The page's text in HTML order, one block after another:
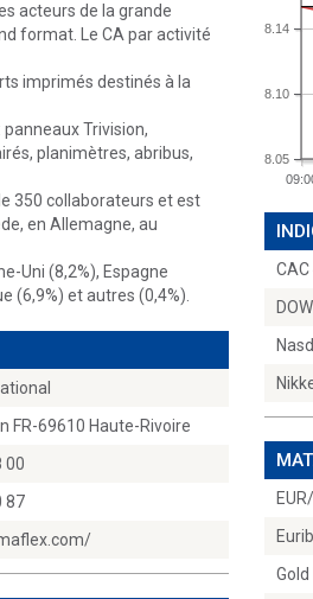
acteurs de la grande
format. Le CA par activité
imprimés destinés à la
Trivision,
planimètres, abribus,
350 collaborateurs et est
en Allemagne, au
Uni (8,2%), Espagne
(6,9%) et autres (0,4%).
FR-69610 Haute-Rivoire
00
87
8.05
8.10
8.14
CAC